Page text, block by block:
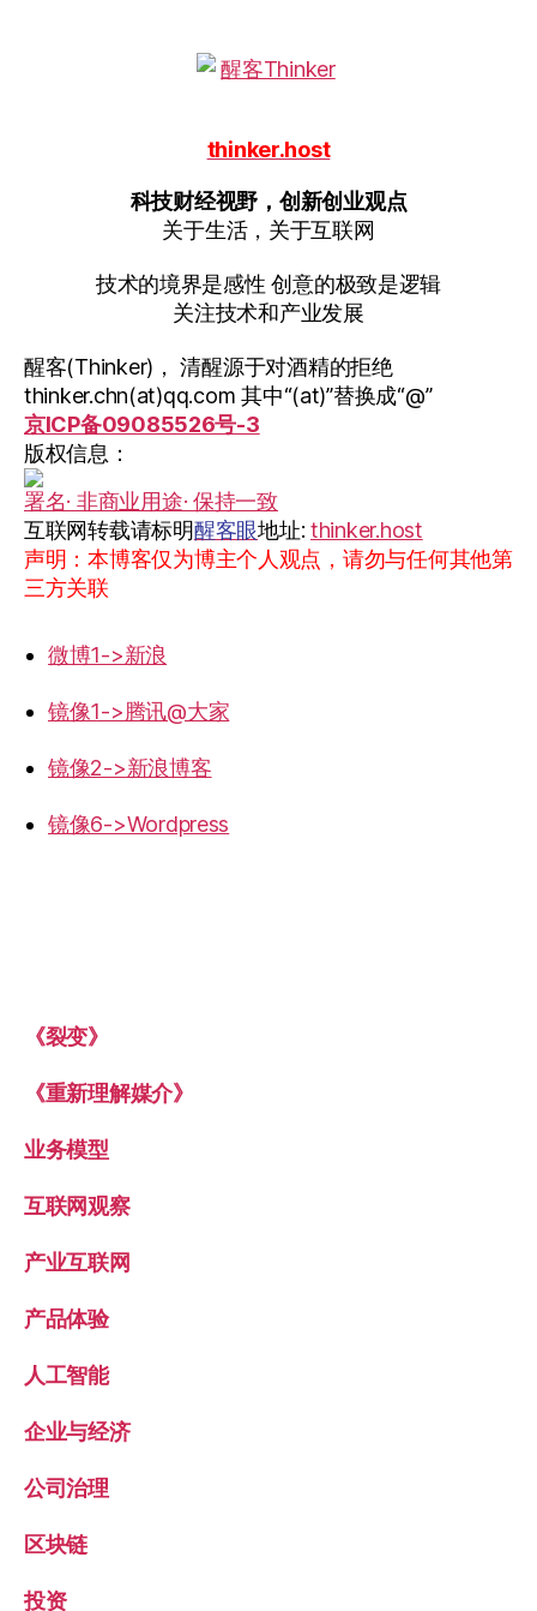
thinker.host
科技财经视野，创新创业观点
关于生活，关于互联网
技术的境界是感性 创意的极致是逻辑
关注技术和产业发展
醒客(Thinker)， 清醒源于对酒精的拒绝
thinker.chn(at)qq.com 其中“(at)”替换成“@”
京ICP备09085526号-3
版权信息：
署名· 非商业用途· 保持一致
互联网转载请标明醒客眼地址: thinker.host
声明：本博客仅为博主个人观点，请勿与任何其他第
三方关联
微博1->新浪
镜像1->腾讯@大家
镜像2->新浪博客
镜像6->Wordpress
《裂变》
《重新理解媒介》
业务模型
互联网观察
产业互联网
产品体验
人工智能
企业与经济
公司治理
区块链
投资